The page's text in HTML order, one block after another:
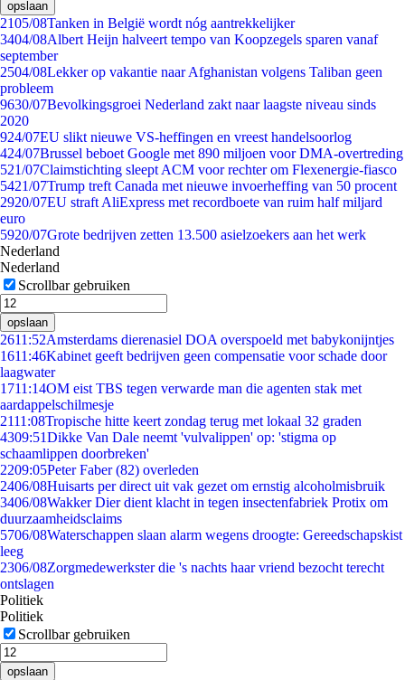
opslaan
2105/08Tanken in België wordt nóg aantrekkelijker
3404/08Albert Heijn halveert tempo van Koopzegels sparen vanaf
september
2504/08Lekker op vakantie naar Afghanistan volgens Taliban geen
probleem
9630/07Bevolkingsgroei Nederland zakt naar laagste niveau sinds
2020
924/07EU slikt nieuwe VS-heffingen en vreest handelsoorlog
424/07Brussel beboet Google met 890 miljoen voor DMA-overtreding
521/07Claimstichting sleept ACM voor rechter om Flexenergie-fiasco
5421/07Trump treft Canada met nieuwe invoerheffing van 50 procent
2920/07EU straft AliExpress met recordboete van ruim half miljard
euro
5920/07Grote bedrijven zetten 13.500 asielzoekers aan het werk
Nederland
Nederland
Scrollbar gebruiken
opslaan
2611:52Amsterdams dierenasiel DOA overspoeld met babykonijntjes
1611:46Kabinet geeft bedrijven geen compensatie voor schade door
laagwater
1711:14OM eist TBS tegen verwarde man die agenten stak met
aardappelschilmesje
2111:08Tropische hitte keert zondag terug met lokaal 32 graden
4309:51Dikke Van Dale neemt 'vulvalippen' op: 'stigma op
schaamlippen doorbreken'
2209:05Peter Faber (82) overleden
2406/08Huisarts per direct uit vak gezet om ernstig alcoholmisbruik
3406/08Wakker Dier dient klacht in tegen insectenfabriek Protix om
duurzaamheidsclaims
5706/08Waterschappen slaan alarm wegens droogte: Gereedschapskist
leeg
2306/08Zorgmedewerkster die 's nachts haar vriend bezocht terecht
ontslagen
Politiek
Politiek
Scrollbar gebruiken
opslaan